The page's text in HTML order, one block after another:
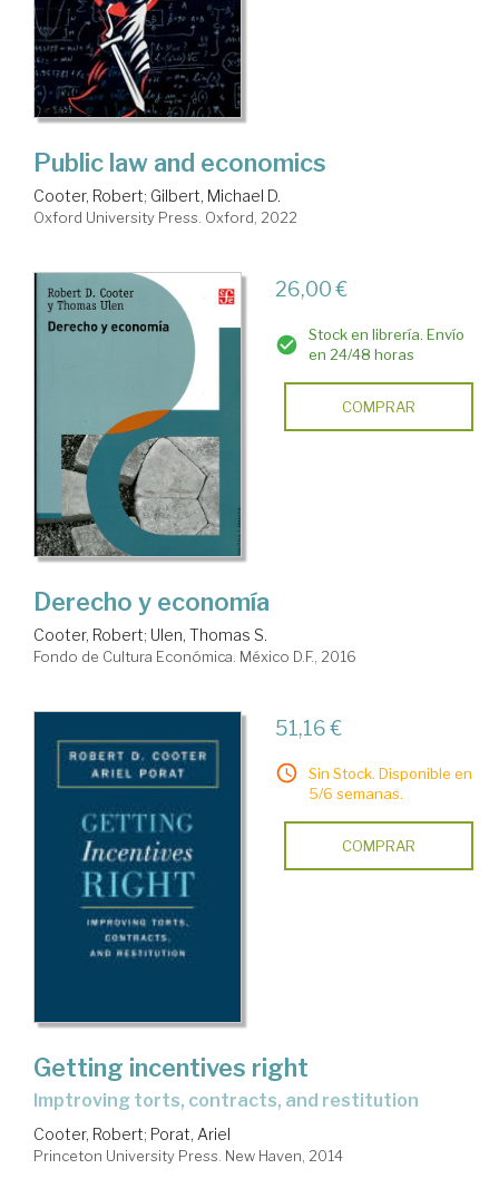
Public law and economics
Cooter, Robert; Gilbert, Michael D.
Oxford University Press. Oxford, 2022
26,00 €
Stock en librería. Envío
en 24/48 horas
COMPRAR
Derecho y economía
Cooter, Robert; Ulen, Thomas S.
Fondo de Cultura Económica. México D.F., 2016
51,16 €
Sin Stock. Disponible en
5/6 semanas.
COMPRAR
Getting incentives right
imptroving torts, contracts, and restitution
Cooter, Robert; Porat, Ariel
Princeton University Press. New Haven, 2014